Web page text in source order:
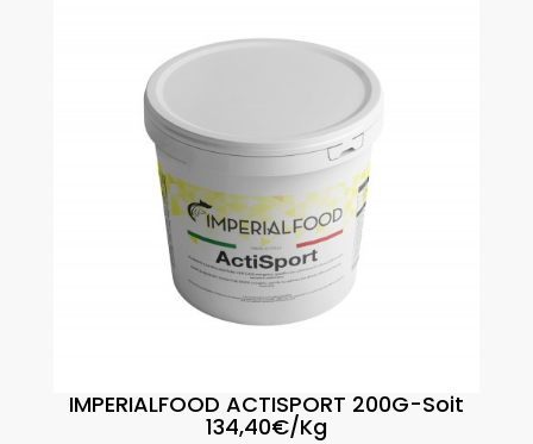
IMPERIALFOOD ACTISPORT 200G-Soit
134,40€/kg